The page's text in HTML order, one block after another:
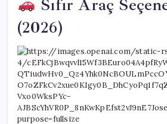
Sıfır Araç
(2026)